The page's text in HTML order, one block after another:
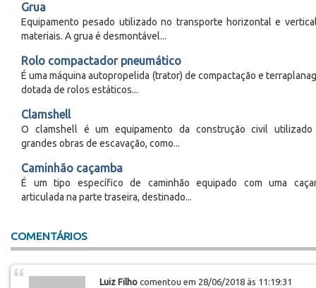
Grua
Equipamento pesado utilizado no transporte horizontal e
materiais. A grua é desmontável...
Rolo compactador pneumático
É uma máquina autopropelida (trator) de compactação e
dotada de rolos estáticos...
Clamshell
O clamshell é um equipamento da construção civil utilizado
grandes obras de escavação, como...
Caminhão caçamba
É um tipo específico de caminhão equipado com uma
articulada na parte traseira, destinado...
COMENTÁRIOS
Luiz Filho comentou em 28/06/2018 às 11:19:31